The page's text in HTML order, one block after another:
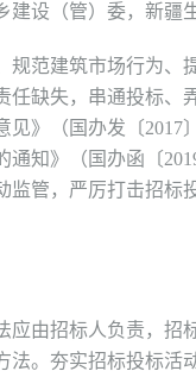
（管）委，新疆
范建筑市场行为、
缺失，串通投标、
》（国办发〔2017
知》（国办函〔
管，严厉打击招标
由招标人负责，招
。夯实招标投标活